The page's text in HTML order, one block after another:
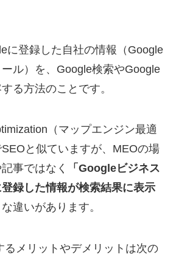
に登録した自社の情報（Google
ル）を、Google検索やGoogle
る方法のことです。
（マップエンジン最適
と似ていますが、MEOの場
事ではなく
「Googleビジネス
録した情報が検索結果に表示
違いがあります。
るメリットやデメリットは次の